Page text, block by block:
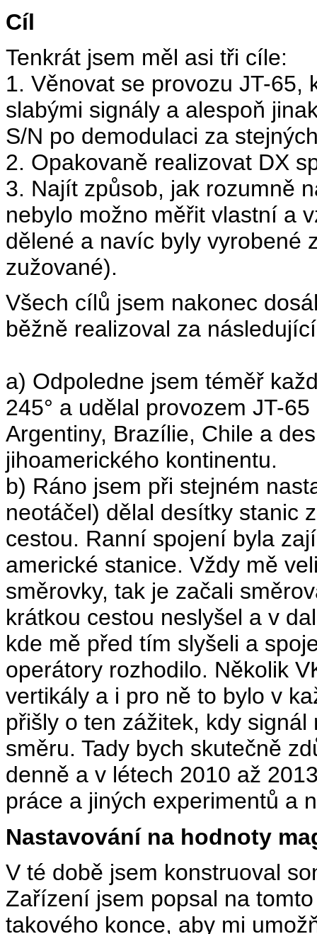
Cíl
Tenkrát jsem měl asi tři cíle:
1. Věnovat se provozu JT-65,
slabými signály a alespoň
S/N po demodulaci za
2. Opakovaně realizovat DX
3. Najít způsob, jak rozumně
nebylo možno měřit vlastní a
dělené a navíc byly vyrobené
zužované).
Všech cílů jsem nakonec
běžně realizoval za
a) Odpoledne jsem téměř
245° a udělal provozem JT-
Argentiny, Brazílie, Chile a
jihoamerického kontinentu.
b) Ráno jsem při stejném
neotáčel) dělal desítky stanic
cestou. Ranní spojení byla
americké stanice. Vždy mě
směrovky, tak je začali
krátkou cestou neslyšel a v
kde mě před tím slyšeli a
operátory rozhodilo. Několik
vertikály a i pro ně to bylo v
přišly o ten zážitek, kdy
směru. Tady bych skutečně
denně a v létech 2010 až
práce a jiných experimentů a
Nastavování na hodnoty
V té době jsem konstruoval
Zařízení jsem popsal na
takového konce, aby mi